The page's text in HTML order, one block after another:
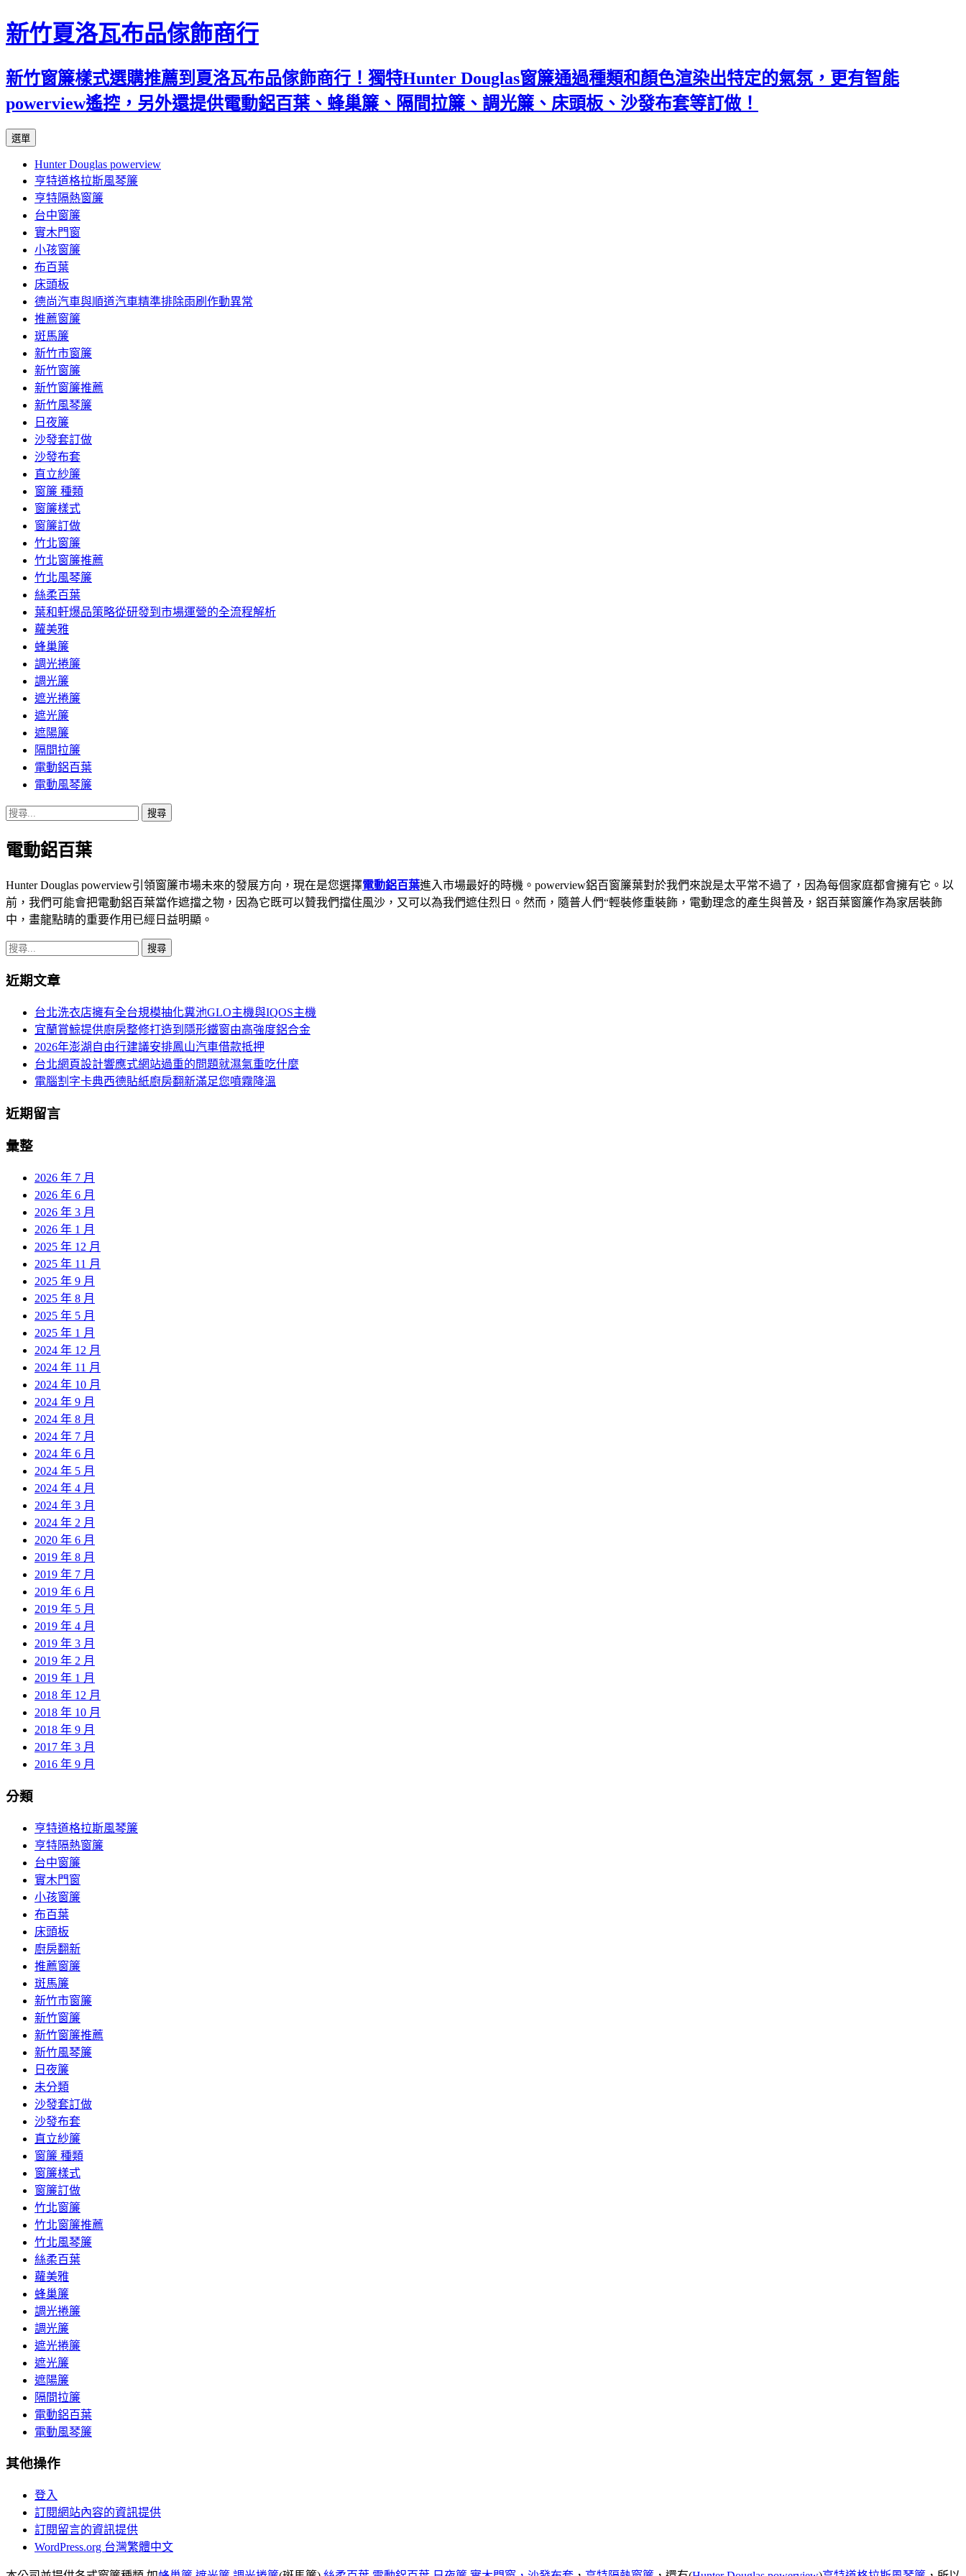
新竹夏洛瓦布品傢飾商行
新竹窗簾樣式選購推薦到夏洛瓦布品傢飾商行！獨特Hunter Douglas窗簾通過種類和顏色渲染出特定的氣氛，更有智能
powerview遙控，另外還提供電動鋁百葉、蜂巢簾、隔間拉簾、調光簾、床頭板、沙發布套等訂做！
選單
內
容
Hunter Douglas powerview
亨特道格拉斯風琴簾
亨特隔熱窗簾
台中窗簾
實木門窗
小孩窗簾
布百葉
床頭板
德尚汽車與順道汽車精準排除雨刷作動異常
推薦窗簾
斑馬簾
新竹市窗簾
新竹窗簾
新竹窗簾推薦
新竹風琴簾
日夜簾
沙發套訂做
沙發布套
直立紗簾
窗簾 種類
窗簾樣式
窗簾訂做
竹北窗簾
竹北窗簾推薦
竹北風琴簾
絲柔百葉
葉和軒爆品策略從研發到市場運營的全流程解析
蘿美雅
蜂巢簾
調光捲簾
調光簾
遮光捲簾
遮光簾
遮陽簾
隔間拉簾
電動鋁百葉
電動風琴簾
搜
關
字:
電動鋁百葉
Hunter Douglas powerview引領窗簾市場未來的發展方向，現在是您選擇電動鋁百葉進入市場最好的時機。powerview鋁百窗簾葉對於我們來說是太平常不過了，因為每個家庭都會擁有它。以
前，我們可能會把電動鋁百葉當作遮擋之物，因為它既可以贊我們擋住風沙，又可以為我們遮住烈日。然而，隨普人們“輕裝修重裝飾，電動理念的產生與普及，鋁百葉窗簾作為家居裝飾
中，畫龍點睛的重要作用已經日益明顯。
搜
關
近期文章
台北洗衣店擁有全台規模抽化糞池GLO主機與IQOS主機
宜蘭賞鯨提供廚房整修打造到隱形鐵窗由高強度鋁合金
2026年澎湖自由行建議安排鳳山汽車借款抵押
台北網頁設計響應式網站過重的問題就濕氣重吃什麼
電腦割字卡典西德貼紙廚房翻新滿足您噴霧降溫
近期留言
彙整
2026 年 7 月
2026 年 6 月
2026 年 3 月
2026 年 1 月
2025 年 12 月
2025 年 11 月
2025 年 9 月
2025 年 8 月
2025 年 5 月
2025 年 1 月
2024 年 12 月
2024 年 11 月
2024 年 10 月
2024 年 9 月
2024 年 8 月
2024 年 7 月
2024 年 6 月
2024 年 5 月
2024 年 4 月
2024 年 3 月
2024 年 2 月
2020 年 6 月
2019 年 8 月
2019 年 7 月
2019 年 6 月
2019 年 5 月
2019 年 4 月
2019 年 3 月
2019 年 2 月
2019 年 1 月
2018 年 12 月
2018 年 10 月
2018 年 9 月
2017 年 3 月
2016 年 9 月
分類
亨特道格拉斯風琴簾
亨特隔熱窗簾
台中窗簾
實木門窗
小孩窗簾
布百葉
床頭板
廚房翻新
推薦窗簾
斑馬簾
新竹市窗簾
新竹窗簾
新竹窗簾推薦
新竹風琴簾
日夜簾
未分類
沙發套訂做
沙發布套
直立紗簾
窗簾 種類
窗簾樣式
窗簾訂做
竹北窗簾
竹北窗簾推薦
竹北風琴簾
絲柔百葉
蘿美雅
蜂巢簾
調光捲簾
調光簾
遮光捲簾
遮光簾
遮陽簾
隔間拉簾
電動鋁百葉
電動風琴簾
其他操作
登入
訂閱網站內容的資訊提供
訂閱留言的資訊提供
WordPress.org 台灣繁體中文